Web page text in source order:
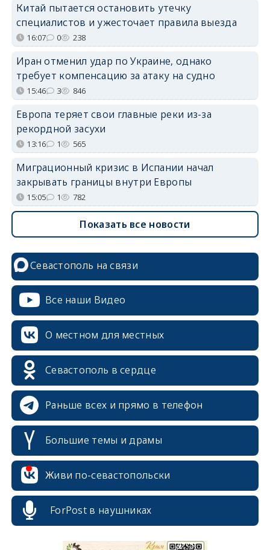
Китай пытается остановить утечку
специалистов и ужесточает правила выезда
16:07 0 238
Иран отменил удар по Украине, однако
требует компенсацию за атаку на судно
15:46 3 846
Европа теряет свои главные реки из-за
рекордной засухи
13:16 1 565
Миграционный кризис в Испании начал
закрывать границы внутри Европы
15:05 1 782
Показать все новости
Севастополь на связи
Все наши Видео
О местном для местных
Севастополь в сердце
Раньше всех и прямо в телефон
Большие темы и драмы
Живи по-севастопольски
ForPost в наушниках
erid: 2SDnjcrDNw6